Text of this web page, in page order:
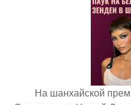
На шанхайской